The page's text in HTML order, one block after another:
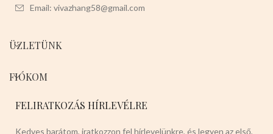
Email: vivazhang58@gmail.com
ÜZLETÜNK
FIÓKOM
FELIRATKOZÁS HÍRLEVÉLRE
Kedves barátom, iratkozzon fel hírlevelünkre, és legyen az első,